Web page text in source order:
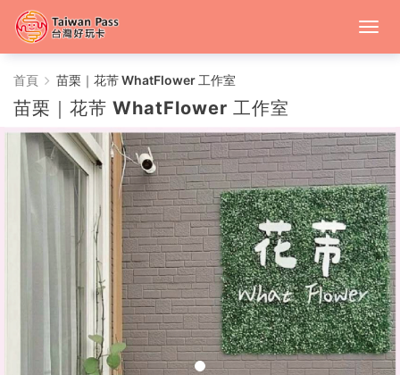
苗
栗
｜
花
WhatFlower
工
首頁 苗栗｜花芾 WhatFlower 工作室
苗栗｜花芾 WhatFlower 工作室